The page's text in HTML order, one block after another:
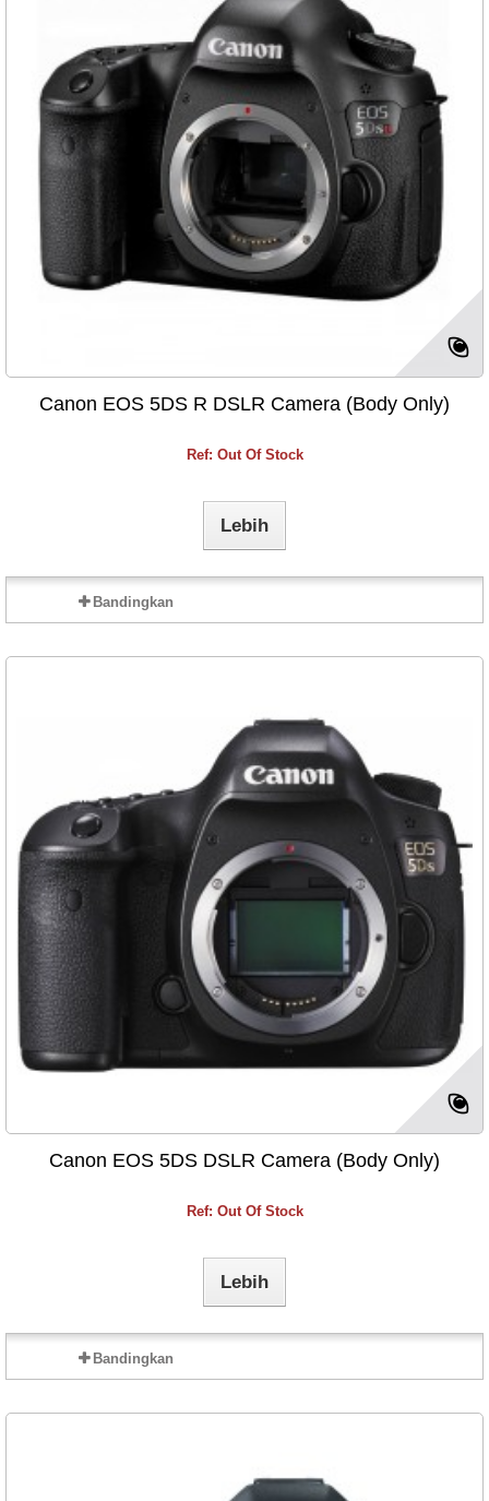
Canon EOS 5DS R DSLR Camera (Body Only)
Ref: Out Of Stock
Lebih
Bandingkan
Canon EOS 5DS DSLR Camera (Body Only)
Ref: Out Of Stock
Lebih
Bandingkan